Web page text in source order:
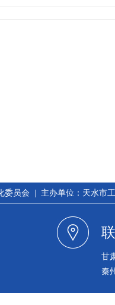
委员会 | 主办单位：天水市
甘
秦